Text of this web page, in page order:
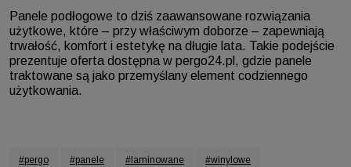
Panele podłogowe to dziś zaawansowane rozwiązania
użytkowe, które – przy właściwym doborze – zapewniają
trwałość, komfort i estetykę na długie lata. Takie podejście
prezentuje oferta dostępna w pergo24.pl, gdzie panele
traktowane są jako przemyślany element codziennego
użytkowania.
#pergo #panele #laminowane #winylowe